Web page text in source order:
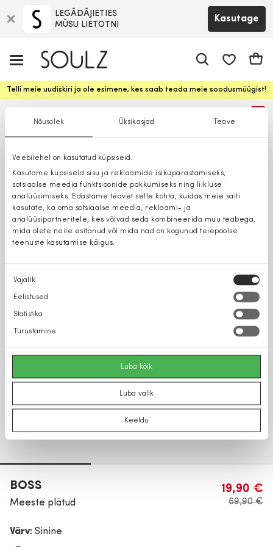
Nõusolek Üksikasjad Teave
Veebilehel on kasutatud küpsiseid.
Kasutame küpsiseid sisu ja reklaamide isikupärastamiseks,
sotsiaalse meedia funktsioonide pakkumiseks ning liikluse
analüüsimiseks. Edastame teavet selle kohta, kuidas meie saiti
kasutate, ka oma sotsiaalse meedia, reklaami- ja
analüüsipartneritele, kes võivad seda kombineerida muu teabega,
mida olete neile esitanud või mida nad on kogunud teiepoolse
teenuste kasutamise käigus.
Nõusoleku
valik
Vajalik
Eelistused
Statistika
Turustamine
Luba kõik
Luba valik
Keeldu
LEGĀDĀJIETIES
MŪSU LIETOTNI
Kasutage
Telli meie uudiskiri ja ole esimene, kes saab teada meie soodusmüügist!
BOSS
Meeste plätud
19,90 €
69,90 €
Värv: Sinine